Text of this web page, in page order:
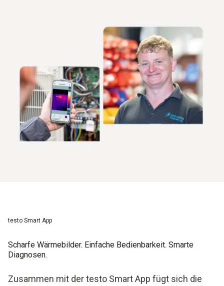
testo Smart App
Scharfe Wärmebilder. Einfache Bedienbarkeit. Smarte
Diagnosen.
Zusammen mit der testo Smart App fügt sich die